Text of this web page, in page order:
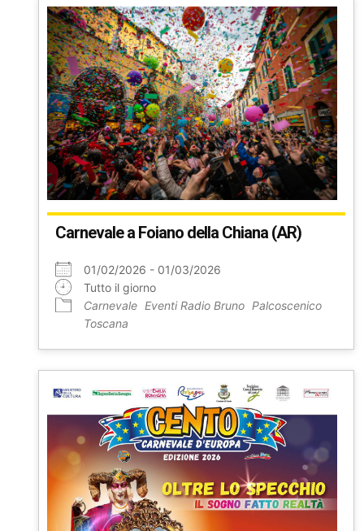
Carnevale a Foiano della Chiana (AR)
01/02/2026 - 01/03/2026
Tutto il giorno
Carnevale Eventi Radio Bruno Palcoscenico
Toscana